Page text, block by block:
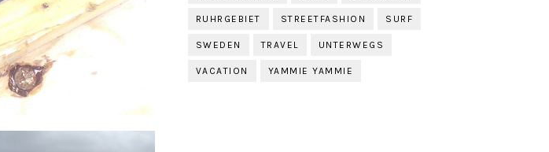
RUHRGEBIET STREETFASHION SURF
SWEDEN TRAVEL UNTERWEGS
VACATION YAMMIE YAMMIE